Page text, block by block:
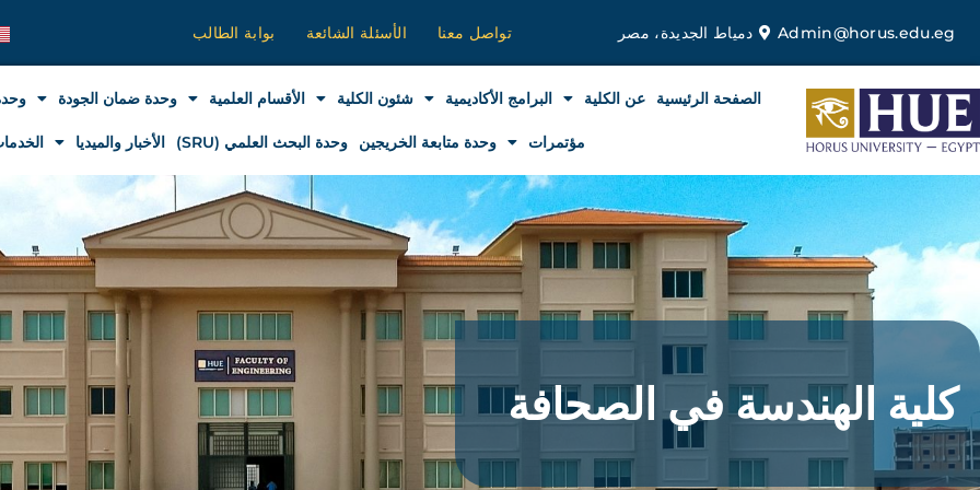
المحتوى
Admin@horus.edu.eg دمياط الجديدة، مصر تواصل معنا الأسئلة الشائعة بوابة الطالب
الصفحة الرئيسية عن الكلية البرامج الأكاديمية شئون الكلية الأقسام العلمية وحدة ضمان الجودة
مؤتمرات وحدة متابعة الخريجين وحدة البحث العلمي (SRU) الأخبار والميديا
كلية الهندسة في الصحافة